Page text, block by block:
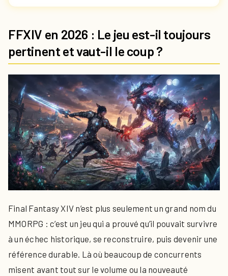
FFXIV en 2026 : Le jeu est-il toujours
pertinent et vaut-il le coup ?
Final Fantasy XIV n’est plus seulement un grand nom du
MMORPG : c’est un jeu qui a prouvé qu’il pouvait survivre
à un échec historique, se reconstruire, puis devenir une
référence durable. Là où beaucoup de concurrents
misent avant tout sur le volume ou la nouveauté